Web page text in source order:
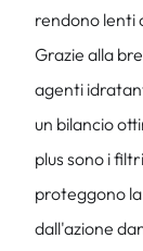
rendono lenti
Grazie alla
agenti
un bilancio
plus sono i
proteggono
dall'azione